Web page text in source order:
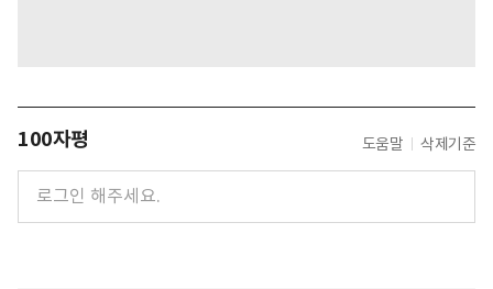
100자평 도움말 삭제기준